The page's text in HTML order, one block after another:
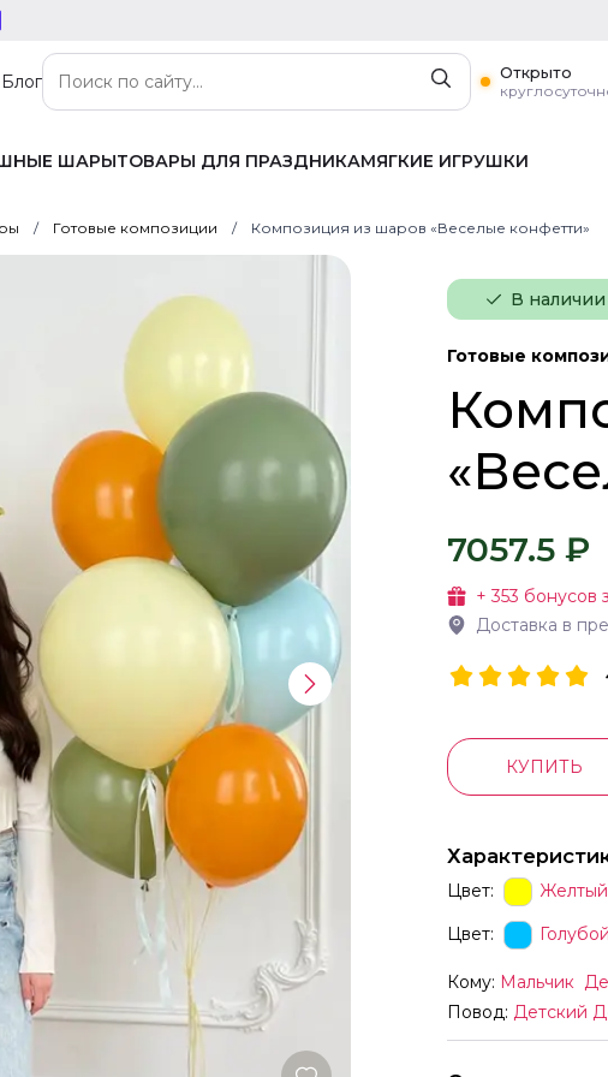
Блог
Открыто
ШАРЫТОВАРЫ ДЛЯ ПРАЗДНИКАМЯГКИЕ ИГРУШКИ
Готовые композиции Композиция из шаров «Веселые конфетти»
В наличии
Готовые
7057.5 ₽
+353 бонусов
Доставка в
КУПИТЬ
Цвет: Желтый
Цвет:
Голубой
Кому: Мальчик
Повод: Детский